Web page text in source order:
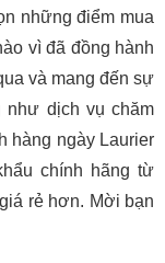
những điểm mua
vì đã đồng hành
và mang đến sự
như dịch vụ chăm
hàng ngày Laurier
chính hãng từ
rẻ hơn. Mời bạn